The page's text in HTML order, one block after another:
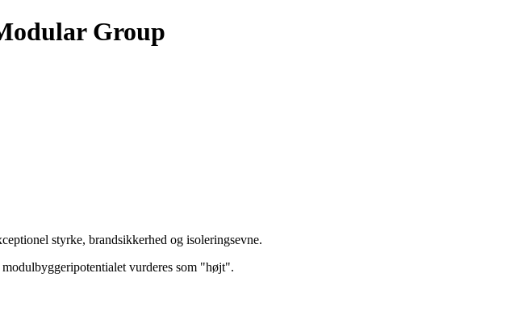
Group
styrke, brandsikkerhed og isoleringsevne.
vurderes som "højt".